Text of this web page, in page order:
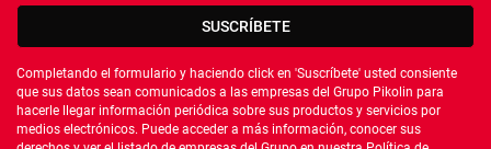
SUSCRÍBETE
Completando el formulario y haciendo click en 'Suscríbete' usted consiente
que sus datos sean comunicados a las empresas del Grupo Pikolin para
hacerle llegar información periódica sobre sus productos y servicios por
medios electrónicos. Puede acceder a más información, conocer sus